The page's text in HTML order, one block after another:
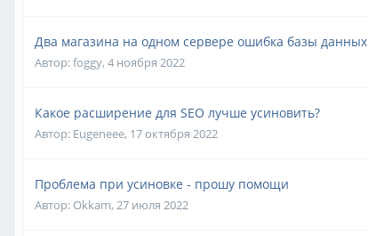
Два магазина на одном сервере ошибка базы данных
Автор:foggy, 4 ноября 2022
Какое расширение для SEO лучше усиновить?
Автор: Eugeneee, 17 октября 2022
Проблема при усиновке - прошу помощи
Автор: Okkam, 27 июля 2022